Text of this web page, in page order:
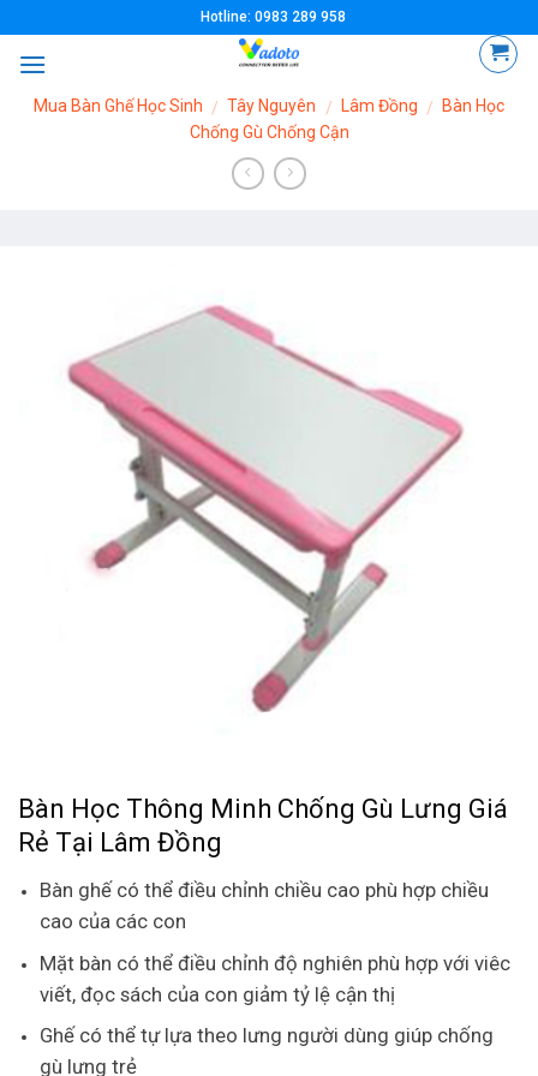
content
Hotline: 0983 289 958
Mua Bàn Ghế Học Sinh / Tây Nguyên / Lâm Đồng /
Bàn Học
Chống Gù Chống Cận
Bàn Học Thông Minh Chống Gù Lưng Giá
Rẻ Tại Lâm Đồng
Bàn ghế có thể điều chỉnh chiều cao phù hợp chiều
cao của các con
Mặt bàn có thể điều chỉnh độ nghiên phù hợp với viêc
viết, đọc sách của con giảm tỷ lệ cận thị
Ghế có thể tự lựa theo lưng người dùng giúp chống
gù lưng trẻ